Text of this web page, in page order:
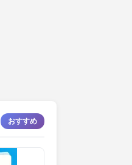
おすすめ